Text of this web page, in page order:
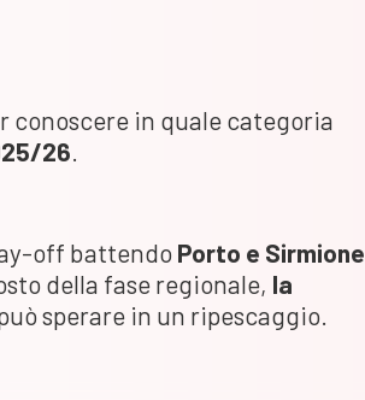
conoscere in quale categoria
26.
off battendo Porto e Sirmione
della fase regionale, la
sperare in un ripescaggio.